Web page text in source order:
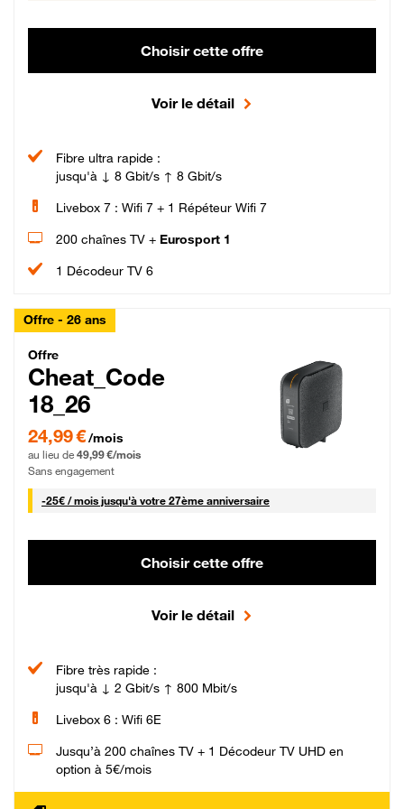
Choisir cette offre
Voir le détail
Fibre ultra rapide :
jusqu'à ↓ 8 Gbit/s ↑ 8 Gbit/s
Livebox 7 : Wifi 7 + 1 Répéteur Wifi 7
200 chaînes TV + Eurosport 1
1 Décodeur TV 6
Offre - 26 ans
Cheat_Code Fibre_18_26
Offre
Cheat_Code
18_26
24,99 € par mois pendant 0 mois puis 49,99 € par mois, Sans engagement
24,99 €/mois
au lieu de 49,99 €/mois
Sans engagement
-25€ / mois25 € par mois
jusqu'à votre 27ème anniversaire
Choisir cette offre
Voir le détail
Fibre très rapide :
jusqu'à ↓ 2 Gbit/s ↑ 800 Mbit/s
Livebox 6 : Wifi 6E
Jusqu’à 200 chaînes TV + 1 Décodeur TV UHD en
option à 5€/mois